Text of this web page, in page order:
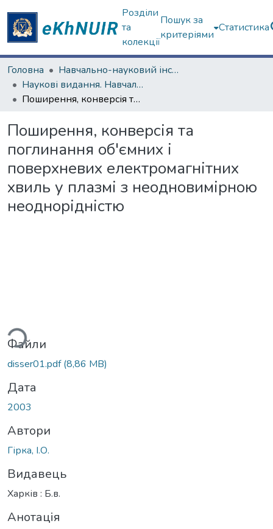
Розділи
та
колекції
Пошук за
критеріями
Статистика
Головна
Навчально-науковий інститут "Фізико-технічний факультет"
Наукові видання. Навчально-науковий інститут "Фізико-технічний факультет"
Поширення, конверсія та поглинання об'ємних і поверхневих електромагнітних хвиль у плазмі з неодновимірною неоднорідністю
Поширення, конверсія та
поглинання об'ємних і
поверхневих електромагнітних
хвиль у плазмі з неодновимірною
неоднорідністю
Файли
disser01.pdf(8,86 MB)
Дата
2003
Автори
Гірка, І.О.
Видавець
Харків : Б.в.
Анотація